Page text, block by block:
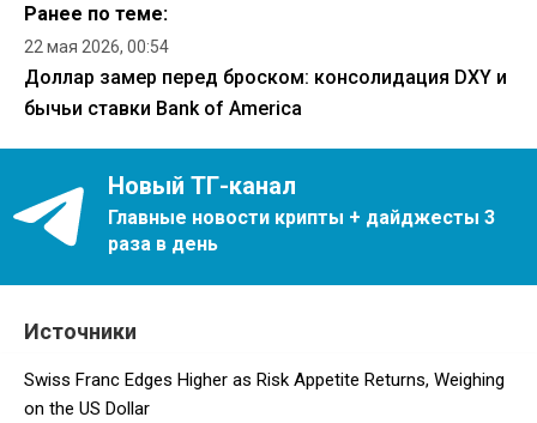
Ранее по теме:
22 мая 2026, 00:54
Доллар замер перед броском: консолидация DXY и
бычьи ставки Bank of America
Новый ТГ-канал
Главные новости крипты + дайджесты 3
раза в день
Источники
Swiss Franc Edges Higher as Risk Appetite Returns, Weighing
on the US Dollar